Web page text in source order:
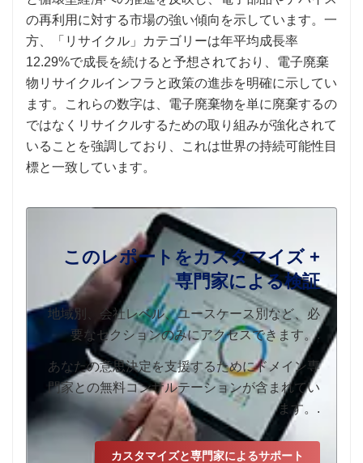
の再利用に対する市場の強い傾向を示しています。一
方、「リサイクル」カテゴリーは年平均成長率
12.29%で成長を続けると予想されており、電子廃棄
物リサイクルインフラと政策の進歩を明確に示してい
ます。これらの数字は、電子廃棄物を単に廃棄するの
ではなくリサイクルするための取り組みが強化されて
いることを強調しており、これは世界の持続可能性目
標と一致しています。
このレポートをカスタマイズ +
専門家による検証
地域別、会社レベル、ユースケース別など、必
要なセクションのみにアクセスできます。.
あなたの意思決定を支援するためにドメイン専
門家との無料コンサルテーションが含まれてい
ます。.
カスタマイズと専門家によるサポート